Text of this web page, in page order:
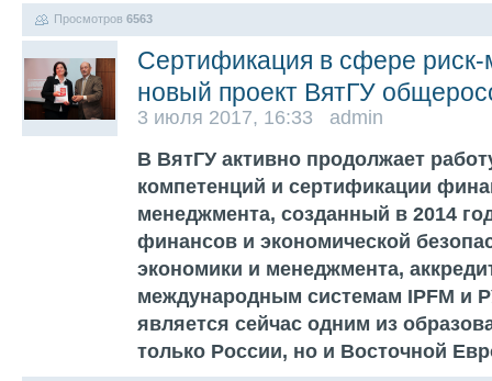
Просмотров 6563
Сертификация в сфере
новый проект ВятГУ
3 июля 2017, 16:33 admin
В ВятГУ активно продолжает
компетенций и сертификации
менеджмента, созданный в 2014
финансов и экономической
экономики и менеджмента,
международным системам IPFM и
является сейчас одним из
только России, но и Восточной